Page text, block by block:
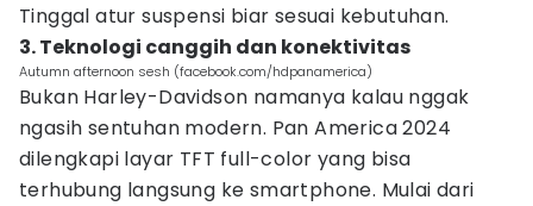
Tinggal atur suspensi biar sesuai kebutuhan.
3. Teknologi canggih dan konektivitas
Autumn afternoon sesh (facebook.com/hdpanamerica)
Bukan Harley-Davidson namanya kalau nggak
ngasih sentuhan modern. Pan America 2024
dilengkapi layar TFT full-color yang bisa
terhubung langsung ke smartphone. Mulai dari